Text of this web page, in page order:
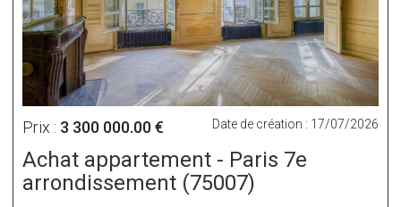
Prix : 3 300 000.00 € Date de création : 17/07/2026
Achat appartement - Paris 7e
arrondissement (75007)